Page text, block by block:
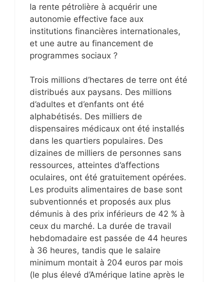
la rente pétrolière à acquérir une
autonomie effective face aux
institutions financières internationales,
et une autre au financement de
programmes sociaux ?
Trois millions d’hectares de terre ont été
distribués aux paysans. Des millions
d’adultes et d’enfants ont été
alphabétisés. Des milliers de
dispensaires médicaux ont été installés
dans les quartiers populaires. Des
dizaines de milliers de personnes sans
ressources, atteintes d’affections
oculaires, ont été gratuitement opérées.
Les produits alimentaires de base sont
subventionnés et proposés aux plus
démunis à des prix inférieurs de 42 % à
ceux du marché. La durée de travail
hebdomadaire est passée de 44 heures
à 36 heures, tandis que le salaire
minimum montait à 204 euros par mois
(le plus élevé d’Amérique latine après le